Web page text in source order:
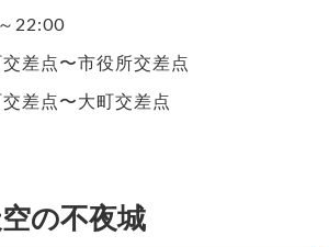
22:00
差点〜市役所交差点
差点〜大町交差点
の不夜城